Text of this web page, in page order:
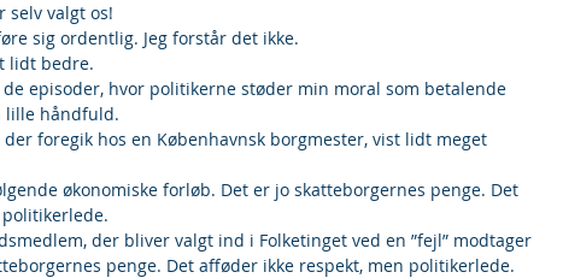
selv valgt os!
sig ordentlig. Jeg forstår det ikke.
lidt bedre.
de episoder, hvor politikerne støder min moral som betalende
lille håndfuld.
foregik hos en Københavnsk borgmester, vist lidt meget
økonomiske forløb. Det er jo skatteborgernes penge. Det
der bliver valgt ind i Folketinget ved en ”fejl” modtager
penge. Det afføder ikke respekt, men politikerlede.